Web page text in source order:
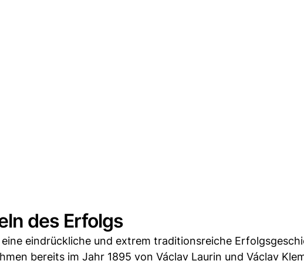
des Erfolgs
eindrückliche und extrem traditionsreiche
bereits im Jahr 1895 von Václav Laurin und Václav